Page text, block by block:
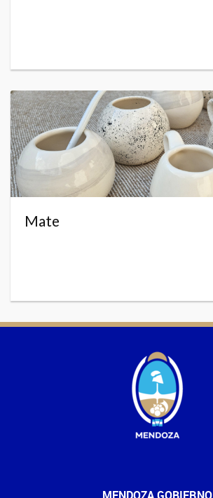
Mate